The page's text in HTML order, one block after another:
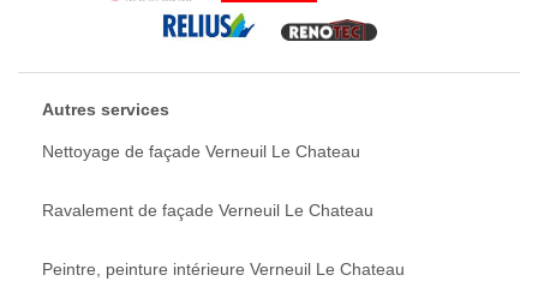
Autres services
Nettoyage de façade Verneuil Le Chateau
Ravalement de façade Verneuil Le Chateau
Peintre, peinture intérieure Verneuil Le Chateau